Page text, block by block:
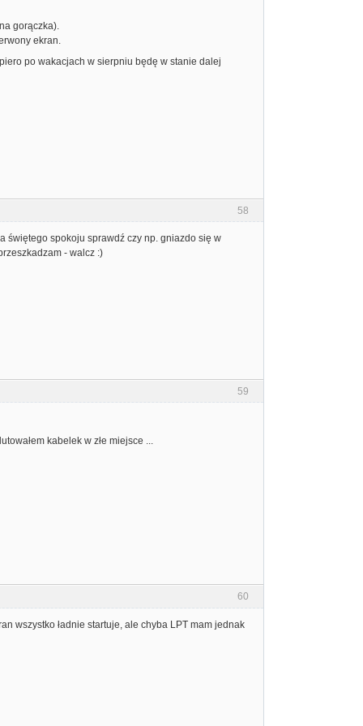
gorączka).
ekran.
po wakacjach w sierpniu będę w stanie dalej
58
świętego spokoju sprawdź czy np. gniazdo się w
- walcz :)
59
kabelek w złe miejsce ...
60
wszystko ładnie startuje, ale chyba LPT mam jednak